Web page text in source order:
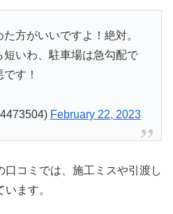
方がいいですよ！絶対。
いわ、駐車場は急勾配で
す！
February 22, 2023
口コミでは、施工ミスや引渡し
ます。